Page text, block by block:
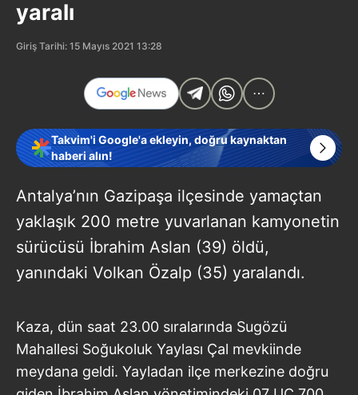
yaralı
Giriş Tarihi: 15 Mayıs 2021 13:28
Takvim'i Google'a ekleyin, doğru kaynaktan
haberi alın!
Antalya’nın Gazipaşa ilçesinde yamaçtan
yaklaşık 200 metre yuvarlanan kamyonetin
sürücüsü İbrahim Aslan (39) öldü,
yanındaki Volkan Özalp (35) yaralandı.
Kaza, dün saat 23.00 sıralarında Sugözü
Mahallesi Soğukoluk Yaylası Çal mevkiinde
meydana geldi. Yayladan ilçe merkezine doğru